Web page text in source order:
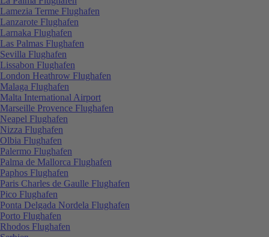
Lamezia Terme Flughafen
Lanzarote Flughafen
Larnaka Flughafen
Las Palmas Flughafen
Sevilla Flughafen
Lissabon Flughafen
London Heathrow Flughafen
Malaga Flughafen
Malta International Airport
Marseille Provence Flughafen
Neapel Flughafen
Nizza Flughafen
Olbia Flughafen
Palermo Flughafen
Palma de Mallorca Flughafen
Paphos Flughafen
Paris Charles de Gaulle Flughafen
Pico Flughafen
Ponta Delgada Nordela Flughafen
Porto Flughafen
Rhodos Flughafen